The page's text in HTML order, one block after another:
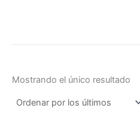
Mostrando el único resultado